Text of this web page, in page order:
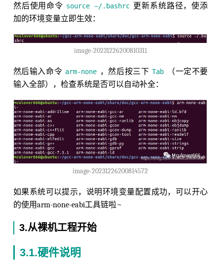
然后使用命令 source ~/.bashrc 更新系统路径，使添
加的环境变量立即生效：
image-20231226200810311
然后输入命令 arm-none ，然后按三下 Tab
（一定不要
输入全部），检查系统是否可以自动补全：
image-20231226200814572
如果系统可以提示，说明环境变量配置成功，可以开心
的使用arm-none-eabi工具链啦~
3.从裸机工程开始
3.1.硬件说明